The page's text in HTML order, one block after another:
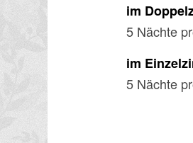
im
5 Nächte
im
5 Nächte